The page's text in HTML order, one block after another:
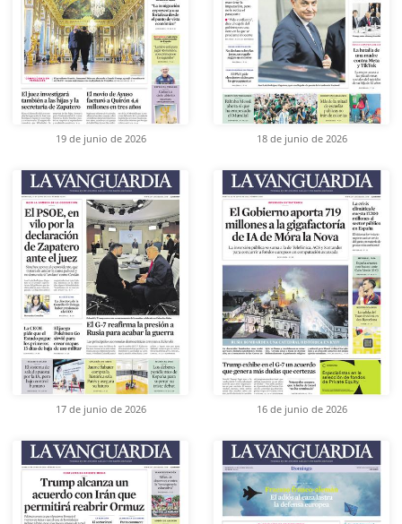
19 de junio de 2026 18 de junio de 2026
17 de junio de 2026 16 de junio de 2026